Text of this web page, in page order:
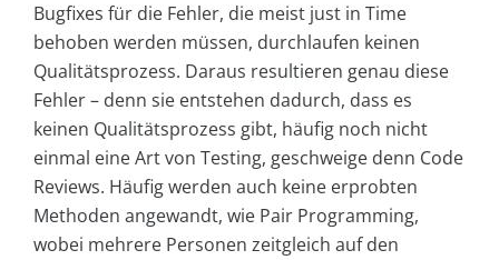
Bugfixes für die Fehler, die meist just in Time
behoben werden müssen, durchlaufen keinen
Qualitätsprozess. Daraus resultieren genau diese
Fehler – denn sie entstehen dadurch, dass es
keinen Qualitätsprozess gibt, häufig noch nicht
einmal eine Art von Testing, geschweige denn Code
Reviews. Häufig werden auch keine erprobten
Methoden angewandt, wie Pair Programming,
wobei mehrere Personen zeitgleich auf den